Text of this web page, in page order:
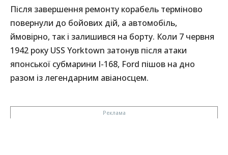
Після завершення ремонту корабель терміново
повернули до бойових дій, а автомобіль,
ймовірно, так і залишився на борту. Коли 7 червня
1942 року USS Yorktown затонув після атаки
японської субмарини I-168, Ford пішов на дно
разом із легендарним авіаносцем.